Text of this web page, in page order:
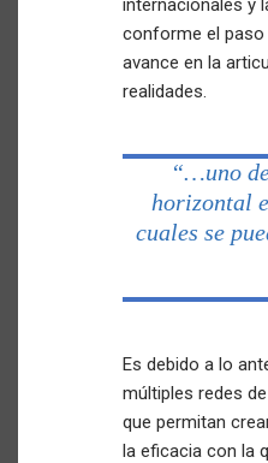
internacionales y
conforme el paso
avance en la
realidades.
“…uno
horizontal
cuales se
Es debido a lo
múltiples redes
que permitan
la eficacia con la